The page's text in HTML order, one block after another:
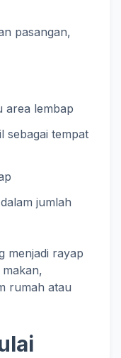
pasangan,
area lembap
sebagai tempat
jumlah
menjadi rayap
rumah atau